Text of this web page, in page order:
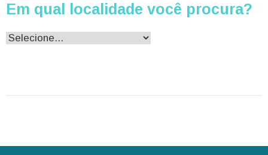
Em qual localidade você procura?